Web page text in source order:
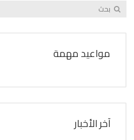
مواعيد مهمة
آخر الأخبار